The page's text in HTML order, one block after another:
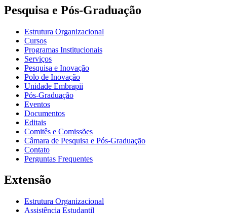
Pesquisa e Pós-Graduação
Estrutura Organizacional
Cursos
Programas Institucionais
Serviços
Pesquisa e Inovação
Polo de Inovação
Unidade Embrapii
Pós-Graduação
Eventos
Documentos
Editais
Comitês e Comissões
Câmara de Pesquisa e Pós-Graduação
Contato
Perguntas Frequentes
Extensão
Estrutura Organizacional
Assistência Estudantil